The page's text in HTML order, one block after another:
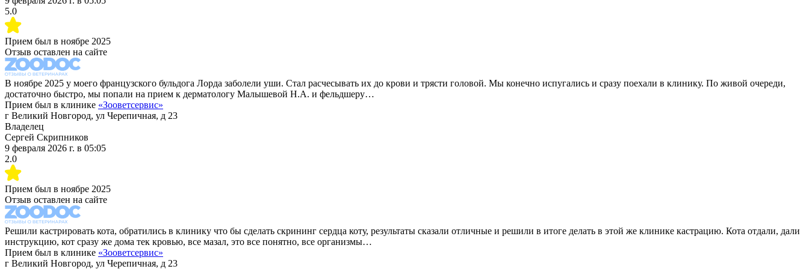
5.0
Прием был в ноябре 2025
Отзыв оставлен на сайте
В ноябре 2025 у моего французского бульдога Лорда заболели уши. Стал расчесывать их до крови и трясти головой. Мы конечно испугались и сразу поехали в клинику. По живой очереди,
достаточно быстро, мы попали на прием к дерматологу Малышевой Н.А. и фельдшеру…
Прием был в клинике «Зооветсервис»
г Великий Новгород, ул Черепичная, д 23
Владелец
Сергей Скрипников
9 февраля 2026 г. в 05:05
2.0
Прием был в ноябре 2025
Отзыв оставлен на сайте
Решили кастрировать кота, обратились в клинику что бы сделать скрининг сердца коту, результаты сказали отличные и решили в итоге делать в этой же клинике кастрацию. Кота отдали, дали
инструкцию, кот сразу же дома тек кровью, все мазал, это все понятно, все организмы…
Прием был в клинике «Зооветсервис»
г Великий Новгород, ул Черепичная, д 23